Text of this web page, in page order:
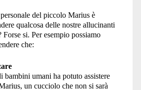
del piccolo Marius è
qualcosa delle nostre allucinanti
si. Per esempio possiamo
che:
umani ha potuto assistere
un cucciolo che non si sarà